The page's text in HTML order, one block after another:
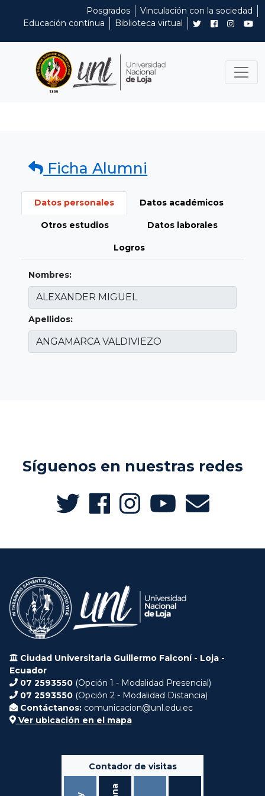
Posgrados
Vinculación con la sociedad
Educación contínua
Biblioteca virtual
Ficha Alumni
Datos personales Datos académicos
Otros estudios Datos laborales
Logros
Nombres:
Apellidos:
Síguenos en nuestras redes
Ciudad Universitaria Guillermo Falconí - Loja -
Ecuador
07 2593550 (Opción 1 - Modalidad Presencial)
07 2593550 (Opción 2 - Modalidad Distancia)
Contáctanos: comunicacion@unl.edu.ec
Ver ubicación en el mapa
Contador de visitas